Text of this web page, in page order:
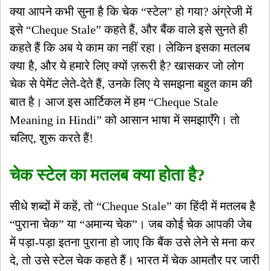
क्या आपने कभी सुना है कि चेक “स्टेल” हो गया? अंग्रेजी में
इसे “Cheque Stale” कहते हैं, और बैंक वाले इसे सुनते ही
कहते हैं कि अब ये काम का नहीं रहा। लेकिन इसका मतलब
क्या है, और ये हमारे लिए क्यों ज़रूरी है? खासकर जो लोग
चेक से पेमेंट लेते-देते हैं, उनके लिए ये समझना बहुत काम की
बात है। आज इस आर्टिकल में हम “Cheque Stale
Meaning in Hindi” को आसान भाषा में समझाएँगे। तो
चलिए, शुरू करते हैं!
चेक स्टेल का मतलब क्या होता है?
सीधे शब्दों में कहें, तो “Cheque Stale” का हिंदी में मतलब है
“पुराना चेक” या “अमान्य चेक”। जब कोई चेक आपकी जेब
में पड़ा-पड़ा इतना पुराना हो जाए कि बैंक उसे लेने से मना कर
दे, तो उसे स्टेल चेक कहते हैं। भारत में चेक आमतौर पर जारी